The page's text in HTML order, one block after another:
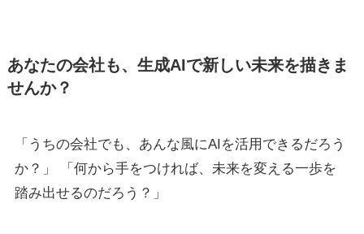
あなたの会社も、生成AIで新しい未来を描きま
せんか？
「うちの会社でも、あんな風にAIを活用できるだろう
か？」 「何から手をつければ、未来を変える一歩を
踏み出せるのだろう？」